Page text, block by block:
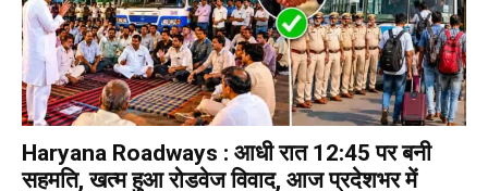
Haryana Roadways : आधी रात 12:45 पर बनी
सहमति, खत्म हुआ रोडवेज विवाद, आज प्रदेशभर में